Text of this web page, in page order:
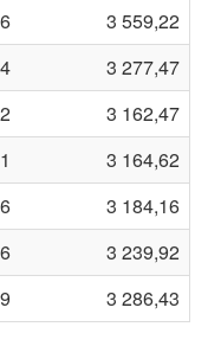
3 559,22
3 277,47
3 162,47
3 164,62
3 184,16
3 239,92
3 286,43